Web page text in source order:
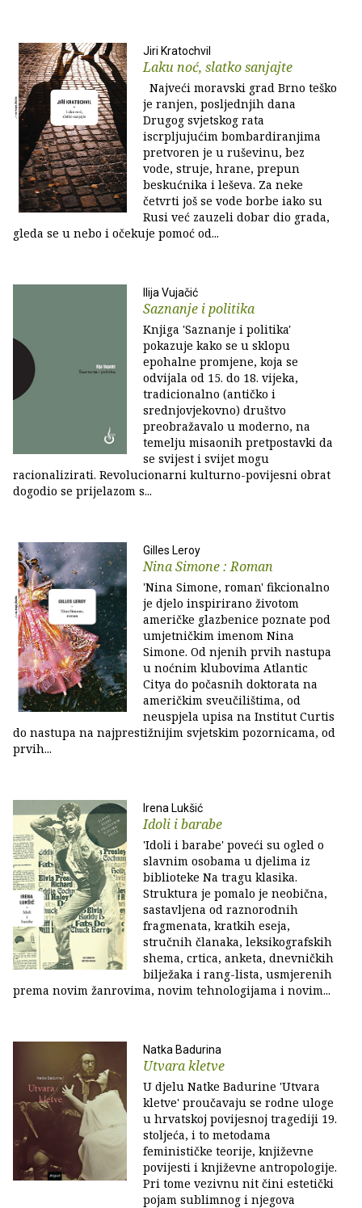
Jiri Kratochvil
Laku noć, slatko sanjajte
Najveći moravski grad Brno teško
je ranjen, posljednjih dana
Drugog svjetskog rata
iscrpljujućim bombardiranjima
pretvoren je u ruševinu, bez
vode, struje, hrane, prepun
beskućnika i leševa. Za neke
četvrti još se vode borbe iako su
Rusi već zauzeli dobar dio grada,
gleda se u nebo i očekuje pomoć od...
Ilija Vujačić
Saznanje i politika
Knjiga 'Saznanje i politika'
pokazuje kako se u sklopu
epohalne promjene, koja se
odvijala od 15. do 18. vijeka,
tradicionalno (antičko i
srednjovjekovno) društvo
preobražavalo u moderno, na
temelju misaonih pretpostavki da
se svijest i svijet mogu
racionalizirati. Revolucionarni kulturno-povijesni obrat
dogodio se prijelazom s...
Gilles Leroy
Nina Simone : Roman
'Nina Simone, roman' fikcionalno
je djelo inspirirano životom
američke glazbenice poznate pod
umjetničkim imenom Nina
Simone. Od njenih prvih nastupa
u noćnim klubovima Atlantic
Citya do počasnih doktorata na
američkim sveučilištima, od
neuspjela upisa na Institut Curtis
do nastupa na najprestižnijim svjetskim pozornicama, od
prvih...
Irena Lukšić
Idoli i barabe
'Idoli i barabe' poveći su ogled o
slavnim osobama u djelima iz
biblioteke Na tragu klasika.
Struktura je pomalo je neobična,
sastavljena od raznorodnih
fragmenata, kratkih eseja,
stručnih članaka, leksikografskih
shema, crtica, anketa, dnevničkih
bilježaka i rang-lista, usmjerenih
prema novim žanrovima, novim tehnologijama i novim...
Natka Badurina
Utvara kletve
U djelu Natke Badurine 'Utvara
kletve' proučavaju se rodne uloge
u hrvatskoj povijesnoj tragediji 19.
stoljeća, i to metodama
feminističke teorije, književne
povijesti i književne antropologije.
Pri tome vezivnu nit čini estetički
pojam sublimnog i njegova